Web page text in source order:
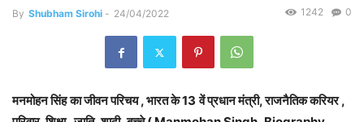
By Shubham Sirohi - 24/04/2022 0
1242
मनमोहन सिंह का जीवन परिचय , भारत के 13 वें प्रधान मंत्री, राजनैतिक करियर ,